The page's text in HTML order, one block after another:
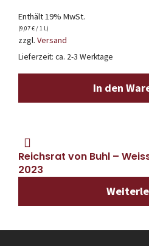
Enthält 19% MwSt.
(9,07€/ 1 L)
zzgl. Versand
Lieferzeit: ca. 2-3 Werktage
In den
Reichsrat von Buhl –
2023